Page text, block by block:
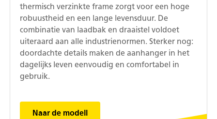
thermisch verzinkte frame zorgt voor een hoge
robuustheid en een lange levensduur. De
combinatie van laadbak en draaistel voldoet
uiteraard aan alle industrienormen. Sterker nog:
doordachte details maken de aanhanger in het
dagelijks leven eenvoudig en comfortabel in
gebruik.
Naar de modell